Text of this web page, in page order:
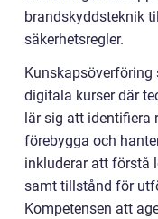
brandskyddsteknik
säkerhetsregler.
digitala kurser där
lär sig att
förebygga och
inkluderar att förstå
samt tillstånd för
Kompetensen att